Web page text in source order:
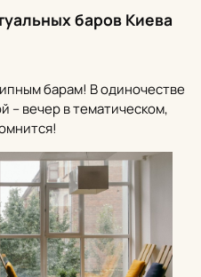
баров Киева
барам! В одиночестве
– вечер в тематическом,